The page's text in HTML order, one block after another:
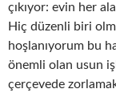
çıkıyor: evin her
Hiç düzenli biri
hoşlanıyorum bu
önemli olan usun
çerçevede